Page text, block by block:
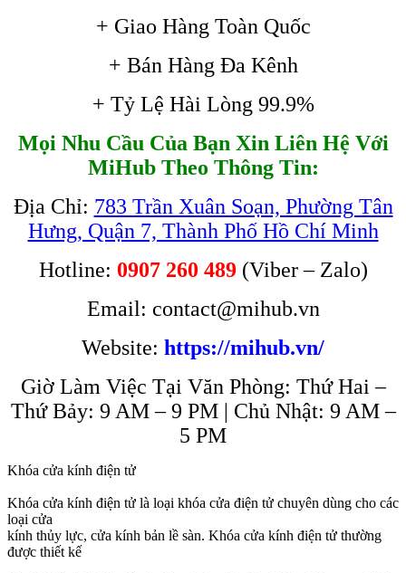
+ Giao Hàng Toàn Quốc
+ Bán Hàng Đa Kênh
+ Tỷ Lệ Hài Lòng 99.9%
Mọi Nhu Cầu Của Bạn Xin Liên Hệ Với
MiHub Theo Thông Tin:
Địa Chỉ: 783 Trần Xuân Soạn, Phường Tân
Hưng, Quận 7, Thành Phố Hồ Chí Minh
Hotline: 0907 260 489(Viber – Zalo)
Email: contact@mihub.vn
Website: https://mihub.vn/
Giờ Làm Việc Tại Văn Phòng: Thứ Hai –
Thứ Bảy: 9 AM – 9 PM | Chủ Nhật: 9 AM –
5 PM
Khóa cửa kính điện tử
Khóa cửa kính điện tử là loại khóa cửa điện tử chuyên dùng cho các
loại cửa
kính thủy lực, cửa kính bản lề sàn. Khóa cửa kính điện tử thường
được thiết kế